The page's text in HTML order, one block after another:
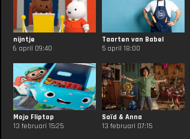
nijntje
6 april 09:40
Taarten van Babel
5 april 18:00
Mojo Fliptop
13 februari 15:25
Saïd & Anna
13 februari 07:15